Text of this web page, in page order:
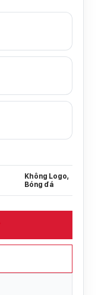
Không Logo,
Bóng đá